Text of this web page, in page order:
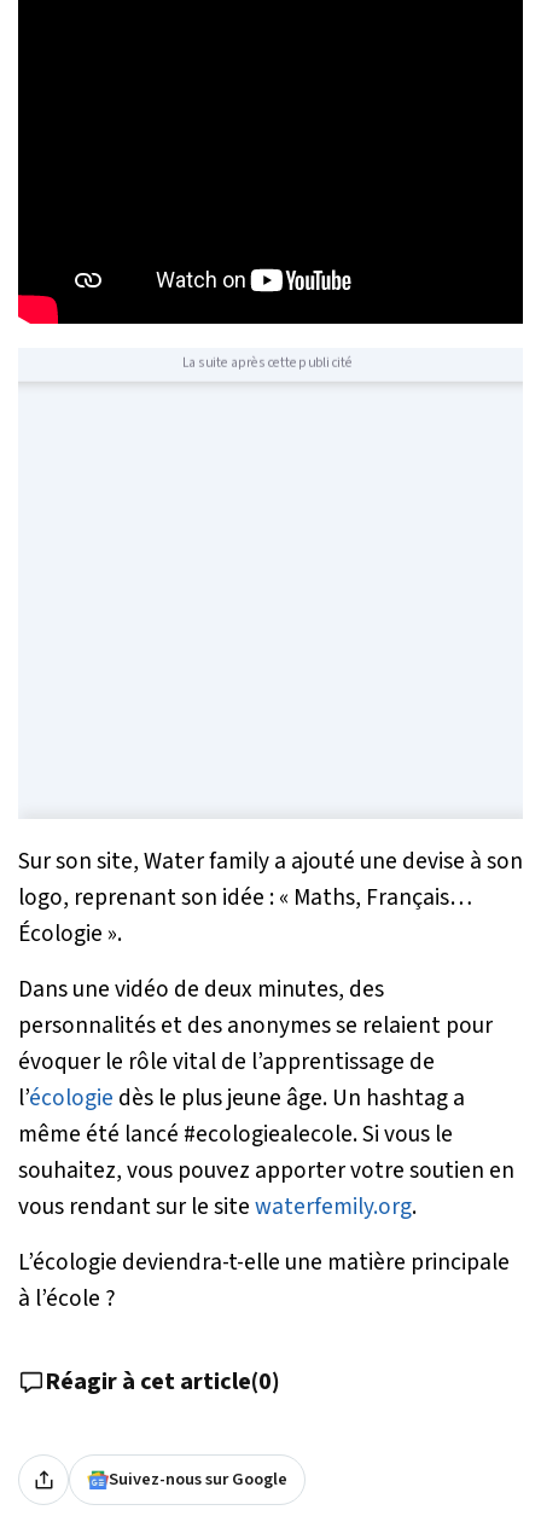
La suite après cette publicité
Sur son site, Water family a ajouté une devise à son
logo, reprenant son idée : « Maths, Français…
Écologie ».
Dans une vidéo de deux minutes, des
personnalités et des anonymes se relaient pour
évoquer le rôle vital de l’apprentissage de
l’écologie dès le plus jeune âge. Un hashtag a
même été lancé #ecologiealecole. Si vous le
souhaitez, vous pouvez apporter votre soutien en
vous rendant sur le sitewaterfemily.org.
L’écologie deviendra-t-elle une matière principale
à l’école ?
Réagir à cet article(0)
Suivez-nous sur Google